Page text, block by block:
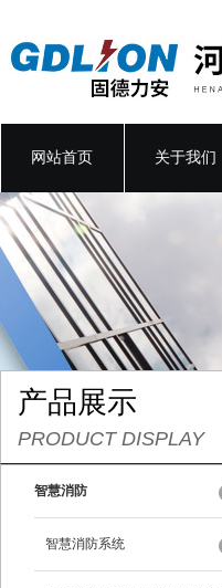
网站首页 关于我们
产品展示
PRODUCT DISPLAY
智慧消防
智慧消防系统